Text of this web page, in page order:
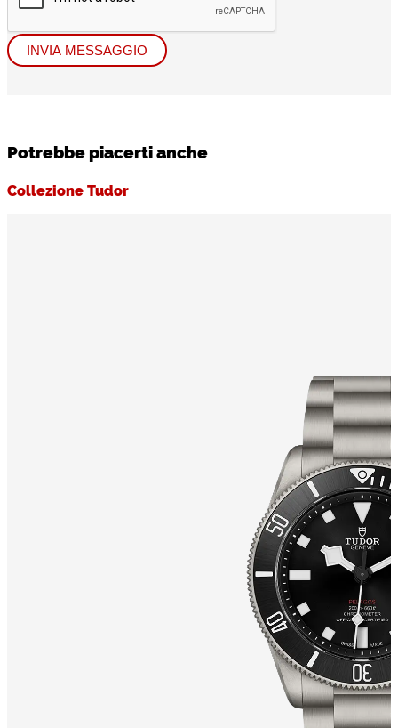
INVIA MESSAGGIO
Potrebbe piacerti anche
Collezione Tudor